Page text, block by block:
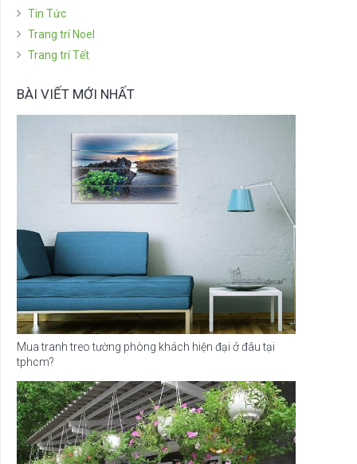
Tin Tức
Trang trí Noel
Trang trí Tết
BÀI VIẾT MỚI NHẤT
Mua tranh treo tường phòng khách hiện đại ở đâu tại
tphcm?